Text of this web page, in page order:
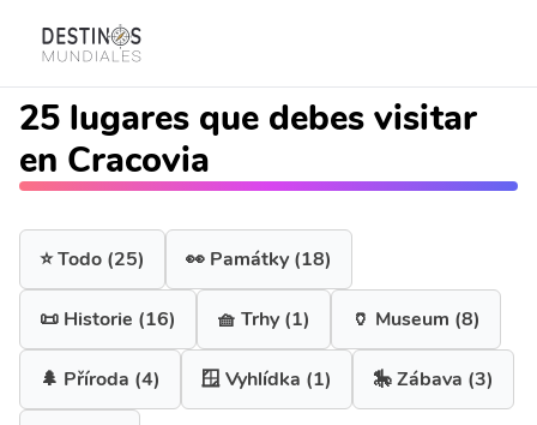
25 lugares que debes visitar
en Cracovia
⭐ Todo (25) 👀 Památky (18)
📜 Historie (16) 🧺 Trhy (1) 🏺 Museum (8)
🌲 Příroda (4) 🪟 Vyhlídka (1) 🎠 Zábava (3)